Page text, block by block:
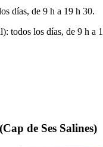
días, de 9 h a 19 h 30.
todos los días, de 9 h a
Cap de Ses Salines)